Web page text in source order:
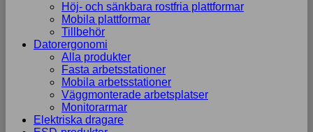
Höj- och sänkbara rostfria plattformar
Mobila plattformar
Tillbehör
Datorergonomi
Alla produkter
Fasta arbetsstationer
Mobila arbetsstationer
Väggmonterade arbetsplatser
Monitorarmar
Elektriska dragare